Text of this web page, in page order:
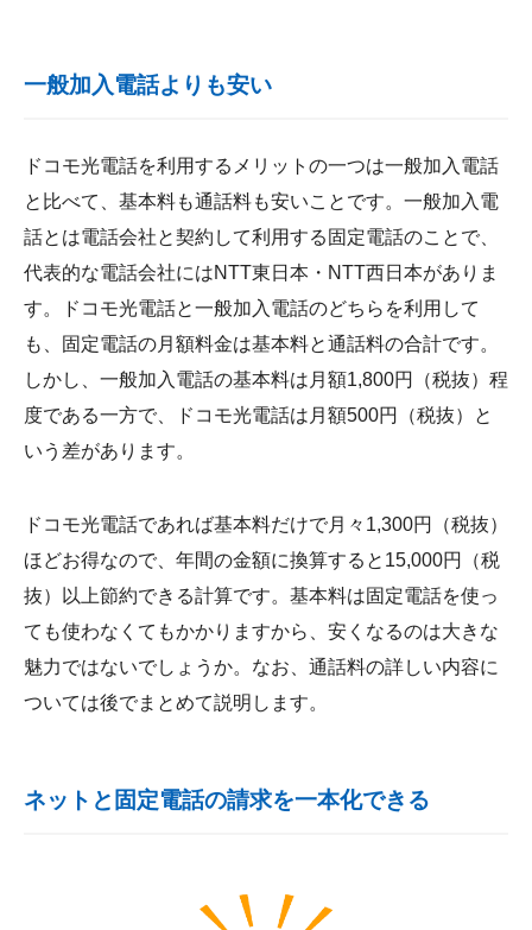
一般加入電話よりも安い
ドコモ光電話を利用するメリットの一つは一般加入電話
と比べて、基本料も通話料も安いことです。一般加入電
話とは電話会社と契約して利用する固定電話のことで、
代表的な電話会社にはNTT東日本・NTT西日本がありま
す。ドコモ光電話と一般加入電話のどちらを利用して
も、固定電話の月額料金は基本料と通話料の合計です。
しかし、一般加入電話の基本料は月額1,800円（税抜）程
度である一方で、ドコモ光電話は月額500円（税抜）と
いう差があります。
ドコモ光電話であれば基本料だけで月々1,300円（税抜）
ほどお得なので、年間の金額に換算すると15,000円（税
抜）以上節約できる計算です。基本料は固定電話を使っ
ても使わなくてもかかりますから、安くなるのは大きな
魅力ではないでしょうか。なお、通話料の詳しい内容に
ついては後でまとめて説明します。
ネットと固定電話の請求を一本化できる